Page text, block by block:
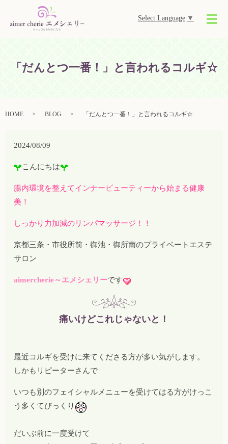
Select Language ▼
メ
「だんとつ一番！」と言われるコルギ☆
HOME BLOG 「だんとつ一番！」と言われるコルギ☆
2024/08/09
こんにちは
腸内環境を整えてインナービューティーから始まる健康
美！
しっかり力加減のリンパマッサージ！！
京都三条・市役所前・御池・御所南のプライベートエステ
サロン
aimercherie～エメシェリーです
痛いけどこれじゃないと！
最近コルギを受けに来てくださる方が多い気がします。
しかもリピーターさんで
いつも別のフェイシャルメニューを受けてはる方がけっこ
う多くてびっくり
だいぶ前に一度受けて